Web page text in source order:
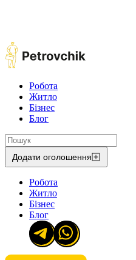
Робота
Житло
Бізнес
Блог
Додати оголошення
Робота
Житло
Бізнес
Блог